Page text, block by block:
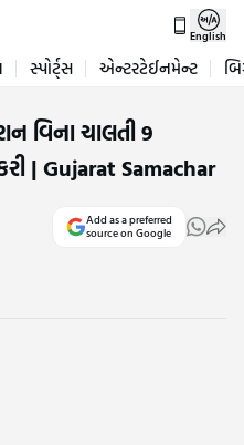
English
સ્પોર્ટ્સ એન્ટરટેઈનમેન્ટ
વિના ચાલતી 9
| Gujarat Samachar
Add as a preferred
source on Google